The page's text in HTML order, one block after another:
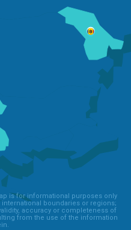
is for informational purposes only
boundaries or regions;
accuracy or completeness of
from the use of the information